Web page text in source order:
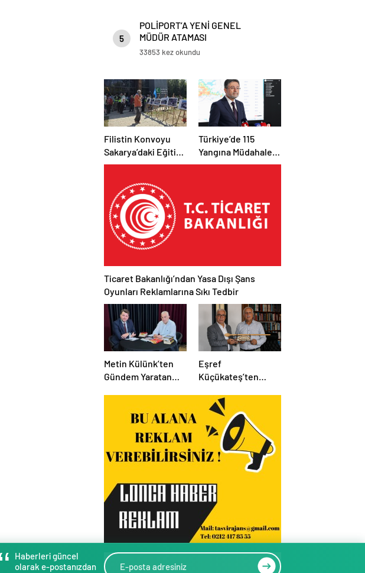
5
POLİPORT’A YENİ GENEL
MÜDÜR ATAMASI
33853 kez okundu
Filistin Konvoyu
Sakarya’daki Eğitim
Kampını
Etabı Başlıyor
Türkiye’de 115
Yangına Müdahale
Edildi: 110’u Kontrol
Ticaret Bakanlığı’ndan Yasa Dışı Şans
Oyunları Reklamlarına Sıkı Tedbir
Metin Külünk’ten
Gündem Yaratan
Siyasete İlişkin
Mesajlar
Eşref
Küçükateş’ten
Hüseyin Avni
Mutlu’ya Anlamlı
Ziyaret
Haberleri güncel
olarak e-postanızdan